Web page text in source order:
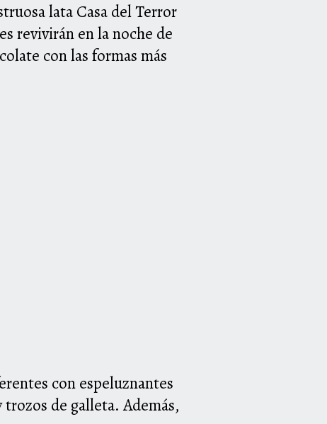
lata Casa del Terror
revivirán en la noche de
con lasformas más
con espeluznantes
de galleta. Además,